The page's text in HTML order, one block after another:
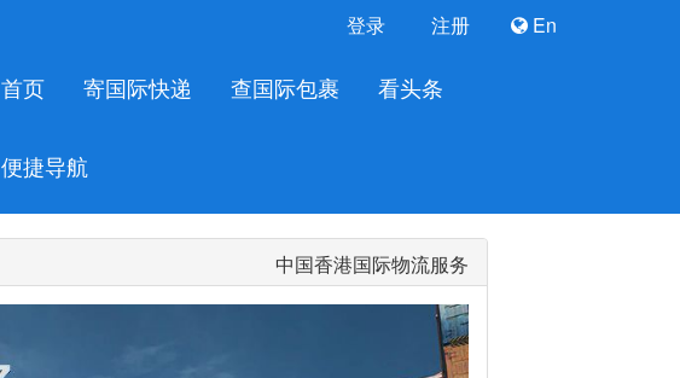
登录 注册 En
首页 寄国际快递 查国际包裹 看头条
便捷导航
中国香港国际物流服务